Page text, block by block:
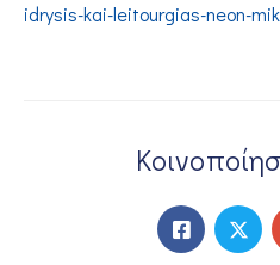
idrysis-kai-leitourgias-neon-